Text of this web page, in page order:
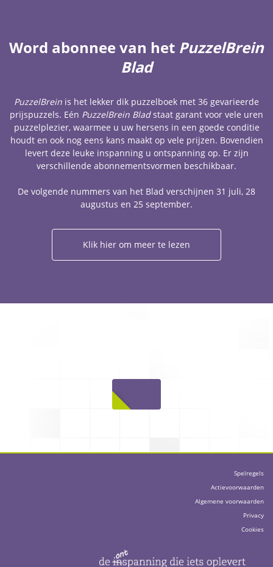
Word abonnee van het PuzzelBrein
Blad
PuzzelBrein is het lekker dik puzzelboek met 36 gevarieerde
prijspuzzels. Eén PuzzelBrein Bladstaat garant voor vele uren
puzzelplezier, waarmee u uw hersens in een goede conditie
houdt en ook nog eens kans maakt op vele prijzen. Bovendien
levert deze leuke inspanning u ontspanning op. Er zijn
verschillende abonnementsvormen beschikbaar.
De volgende nummers van het Blad verschijnen 31 juli, 28
augustus en 25 september.
Klik hier om meer te lezen
Spelregels
Actievoorwaarden
Algemene voorwaarden
Privacy
Cookies